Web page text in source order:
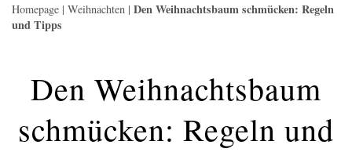
Homepage | Weihnachten | Den Weihnachtsbaum schmücken: Regeln
und Tipps
Den Weihnachtsbaum
schmücken: Regeln und